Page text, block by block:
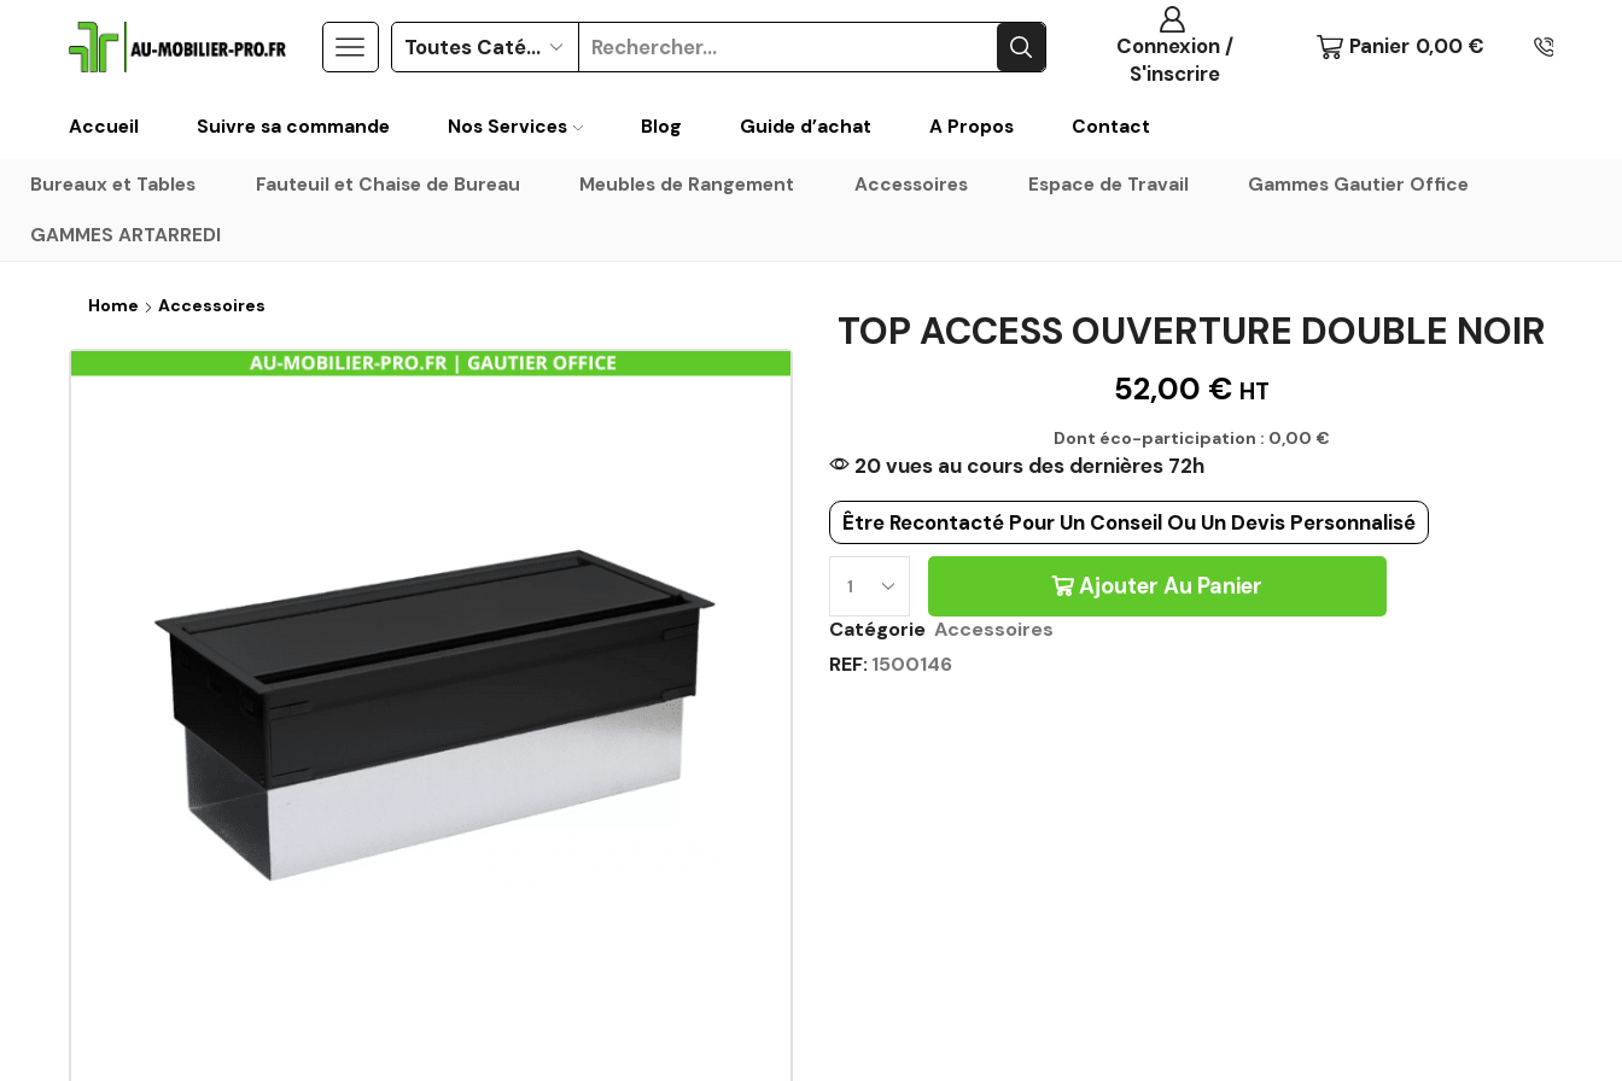
Connexion /
S'inscrire
Panier 0,00 €
Accueil Suivre sa commande Nos Services Blog Guide d’achat A Propos Contact
Bureaux et Tables Fauteuil et Chaise de Bureau Meubles de Rangement Accessoires Espace de Travail Gammes Gautier Office
GAMMES ARTARREDI
Home Accessoires
TOP ACCESS OUVERTURE DOUBLE NOIR
52,00 € HT
Dont éco-participation : 0,00 €
20 vues au cours des dernières 72h
Être Recontacté Pour Un Conseil Ou Un Devis Personnalisé
TOP
ACCESS
OUVERTURE
DOUBLE
Ajouter Au Panier
Catégorie Accessoires
REF: 1500146